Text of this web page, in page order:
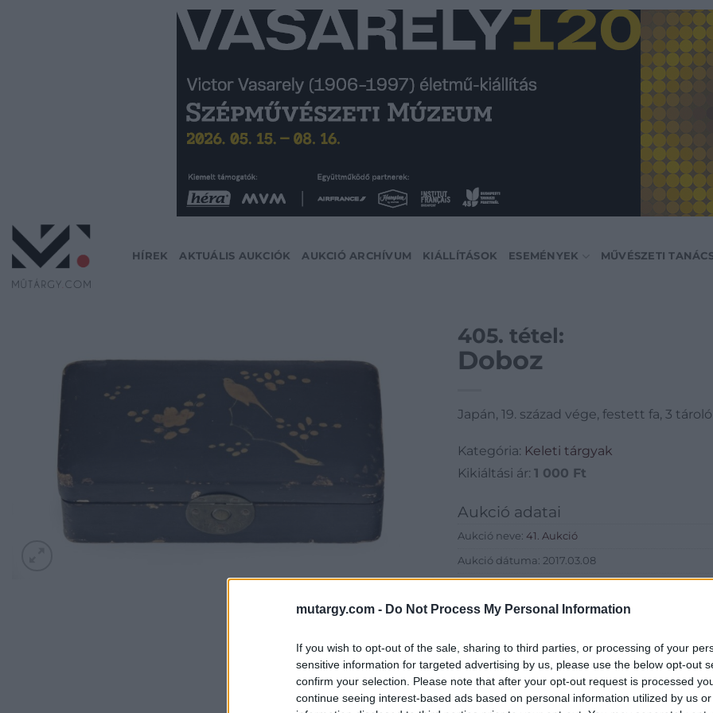
mutargy.com - Do Not Process My Personal Information
If you wish to opt-out of the sale, sharing to third parties, or processing of your
sensitive information for targeted advertising by us, please use the below opt-out
confirm your selection. Please note that after your opt-out request is processed
continue seeing interest-based ads based on personal information utilized by us
HÍREK AKTUÁLIS AUKCIÓK AUKCIÓ ARCHÍVUM KIÁLLÍTÁSOK ESEMÉNYEK MŰVÉSZETI
405. tétel:
Doboz
Japán, 19. század vége, festett fa, 3 tároló
Kategória: Keleti tárgyak
Kikiáltási ár: 1 000 Ft
Aukció adatai
Aukció neve: 41. Aukció
Aukció dátuma: 2017.03.08
Aukció helye: 1055 Budapest, Falk Miksa utca 24-
Eladó adatai
Eladó: